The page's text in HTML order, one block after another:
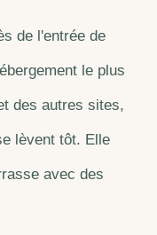
de l'entrée de
le plus
des autres sites,
lèvent tôt. Elle
avec des